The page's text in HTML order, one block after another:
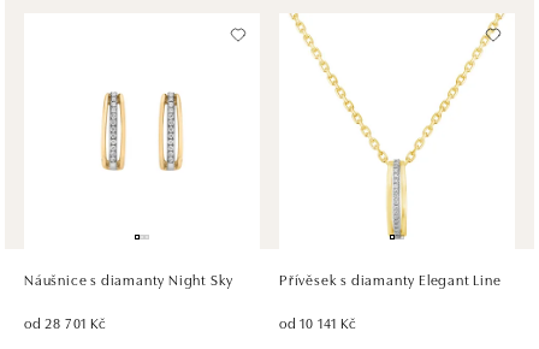
HALADA OC Avion, Bratislava
Ivanská cesta 16, 821 04 Bratislava
tel.: +421 917 090 372
dnes otevřeno od 10:00
Pribinova 8, 811 09 Bratislava
dnes otevřeno od 10:00
Náušnice s diamanty Night Sky
od 28 701 Kč
Přívěsek s diamanty Elegant Line
od 10 141 Kč